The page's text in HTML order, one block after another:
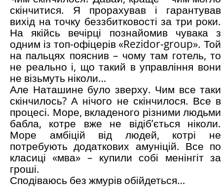
скінчитися. Я прорахував і гарантував
вихід на точку беззбитковості за три роки.
На якійсь вечірці познайомив чувака з
одним із топ-офіцерів «Rezidor-group». Той
на пальцях пояснив – чому там готель, то
не реально і, що такий в управління вони
не візьмуть ніколи…
Але Наташине було зверху. Чим все таки
скінчилось? А нічого не скінчилося. Все в
процесі. Море, вкладеного різними людьми
бабла, котре вже не відіб’ється ніколи.
Море амбіцій від людей, котрі не
потребують додаткових амуніцій. Все по
класиці «мва» – купили собі менінгіт за
гроші.
Сподіваюсь без жмурів обійдеться…